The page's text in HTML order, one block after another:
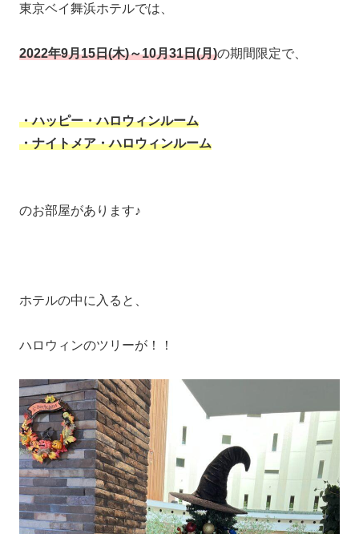
東京ベイ舞浜ホテルでは、
2022年9月15日(木)～10月31日(月)の期間限定で、
・ハッピー・ハロウィンルーム
・ナイトメア・ハロウィンルーム
のお部屋があります♪
ホテルの中に入ると、
ハロウィンのツリーが！！